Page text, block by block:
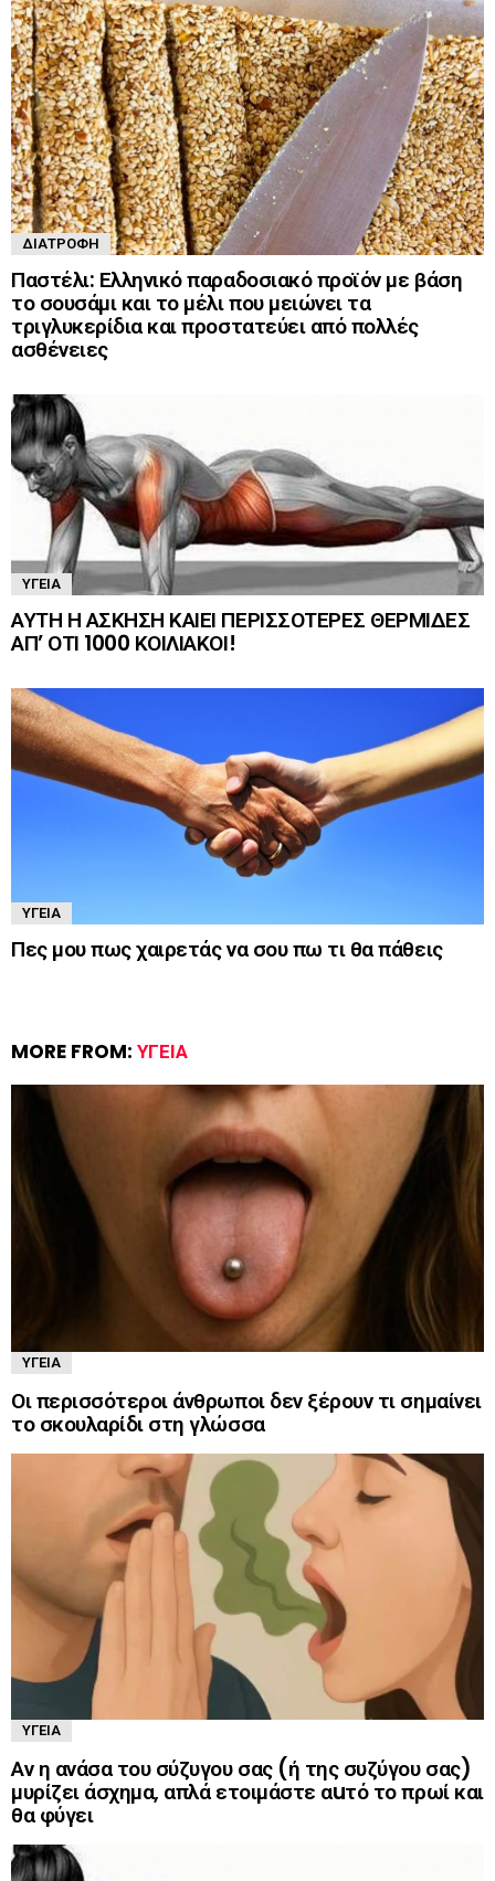
ΔΙΑΤΡΟΦΉ
Παστέλι: Ελληνικό παραδοσιακό προϊόν με βάση
το σουσάμι και το μέλι που μειώνει τα
τριγλυκερίδια και προστατεύει από πολλές
ασθένειες
ΥΓΕΊΑ
ΑΥΤΗ Η ΑΣΚΗΣΗ ΚΑΙΕΙ ΠΕΡΙΣΣΟΤΕΡΕΣ ΘΕΡΜΙΔΕΣ
ΑΠ’ ΟΤΙ 1000 ΚΟΙΛΙΑΚΟΙ!
ΥΓΕΊΑ
Πες μου πως χαιρετάς να σου πω τι θα πάθεις
MORE FROM: ΥΓΕΊΑ
ΥΓΕΊΑ
Οι περισσότεροι άνθρωποι δεν ξέρουν τι σημαίνει
το σκουλαρίδι στη γλώσσα
ΥΓΕΊΑ
Αν η ανάσα του σύζυγου σας (ή της συζύγου σας)
μυρίζει άσχημα, απλά ετοιμάστε αuτό το πρωί και
θα φύγει